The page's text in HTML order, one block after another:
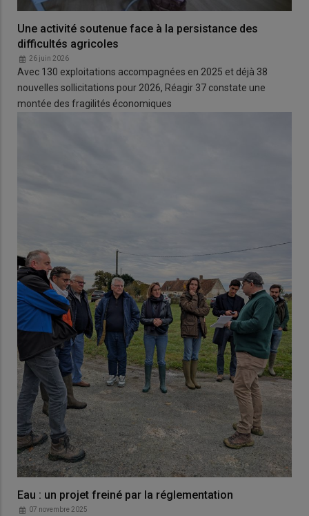
Une activité soutenue face à la persistance des
difficultés agricoles
26 juin 2026
Avec 130 exploitations accompagnées en 2025 et déjà 38
nouvelles sollicitations pour 2026, Réagir 37 constate une
montée des fragilités économiques
Eau : un projet freiné par la réglementation
07 novembre 2025